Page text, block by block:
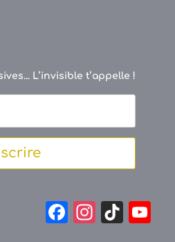
L’invisible t’appelle !
F
In
Ti